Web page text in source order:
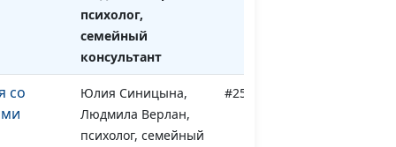
психолог,
семейный
консультант
со
Юлия Синицына,
Людмила Верлан,
психолог, семейный
#250